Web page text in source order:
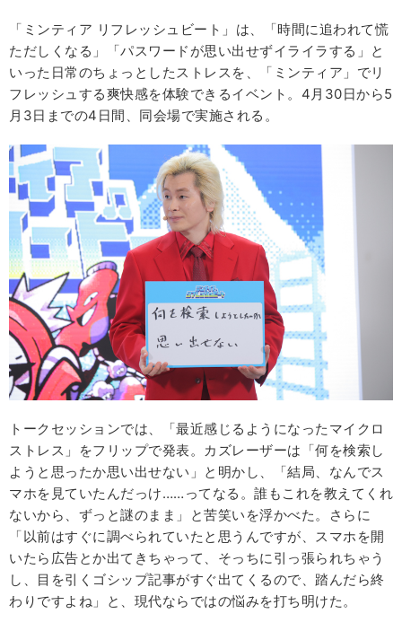
「ミンティア リフレッシュビート」は、「時間に追われて慌
ただしくなる」「パスワードが思い出せずイライラする」と
いった日常のちょっとしたストレスを、「ミンティア」でリ
フレッシュする爽快感を体験できるイベント。4月30日から5
月3日までの4日間、同会場で実施される。
トークセッションでは、「最近感じるようになったマイクロ
ストレス」をフリップで発表。カズレーザーは「何を検索し
ようと思ったか思い出せない」と明かし、「結局、なんでス
マホを見ていたんだっけ……ってなる。誰もこれを教えてくれ
ないから、ずっと謎のまま」と苦笑いを浮かべた。さらに
「以前はすぐに調べられていたと思うんですが、スマホを開
いたら広告とか出てきちゃって、そっちに引っ張られちゃう
し、目を引くゴシップ記事がすぐ出てくるので、踏んだら終
わりですよね」と、現代ならではの悩みを打ち明けた。